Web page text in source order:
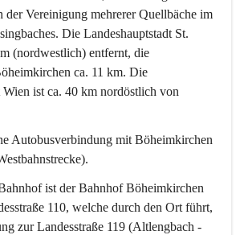
der Vereinigung mehrerer Quellbäche im
Die Landeshauptstadt St.
(nordwestlich) entfernt, die
ca. 11 km. Die
Wien ist ca. 40 km nordöstlich von
Autobusverbindung mit Böheimkirchen
ist der Bahnhof Böheimkirchen
110, welche durch den Ort führt,
zur Landesstraße 119 (Altlengbach -